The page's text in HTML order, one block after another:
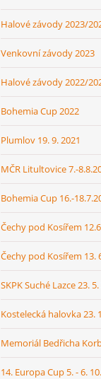
Halové závody 2023/
Venkovní závody 2023
Halové závody 2022/
Bohemia Cup 2022
Plumlov 19. 9. 2021
MČR Litultovice 7.-
Bohemia Cup 16.-
Čechy pod Kosířem
Čechy pod Kosířem 13.
SKPK Suché Lazce 23.
Kostelecká halovka 23.
Memoriál Bedřicha
14. Europa Cup 5. - 6.